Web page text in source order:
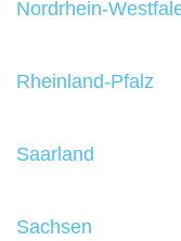
Nordrhein-
Rheinland-Pfalz
Saarland
Sachsen